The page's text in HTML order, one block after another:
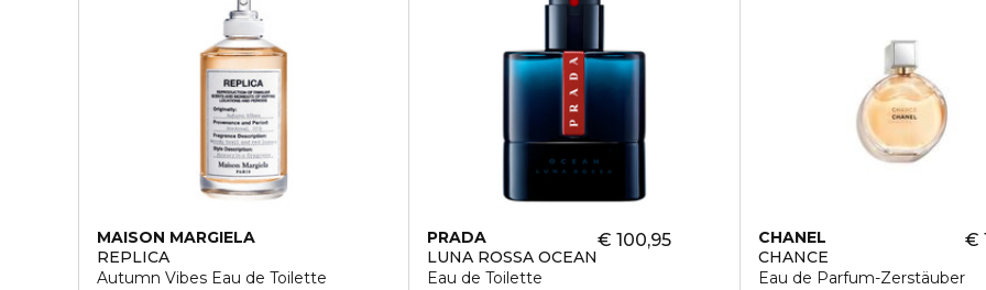
MAISON MARGIELA
REPLICA
Autumn Vibes Eau de Toilette
PRADA
LUNA ROSSA OCEAN
Eau de Toilette
€ 100,95
CHANEL
CHANCE
Eau de Parfum-Zerstäuber
€